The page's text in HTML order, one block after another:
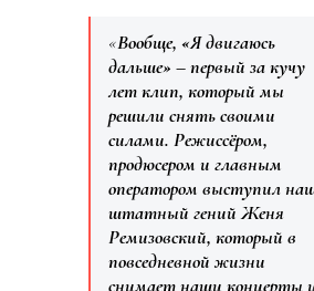
«Вообще, «Я двигаюсь
дальше» – первый за кучу
лет клип, который мы
решили снять своими
силами. Режиссёром,
продюсером и главным
оператором выступил
штатный гений Женя
Ремизовский, который в
повседневной жизни
снимает наши концерты